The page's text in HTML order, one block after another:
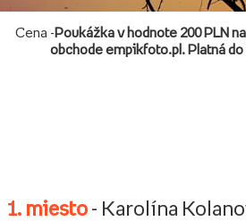
Cena -Poukážka v hodnote 200 PLN
obchode empikfoto.pl. Platná do
1. miesto - Karolína